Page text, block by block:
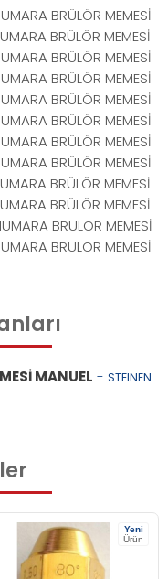
BRÜLÖR MEMESİ
BRÜLÖR MEMESİ
BRÜLÖR MEMESİ
BRÜLÖR MEMESİ
BRÜLÖR MEMESİ
BRÜLÖR MEMESİ
BRÜLÖR MEMESİ
BRÜLÖR MEMESİ
BRÜLÖR MEMESİ
BRÜLÖR MEMESİ
BRÜLÖR MEMESİ
BRÜLÖR MEMESİ
MANUEL - STEINEN
Yeni
Ürün